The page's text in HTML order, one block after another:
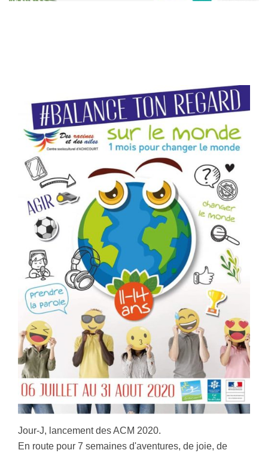
Jour-J, lancement des ACM 2020.
En route pour 7 semaines d'aventures, de joie, de